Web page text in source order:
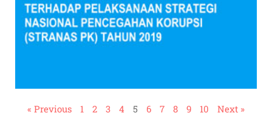
« Previous 1 2 3 4 5 6 7 8 9 10 Next »